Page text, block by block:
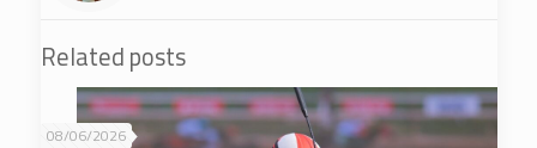
Related posts
08/06/2026